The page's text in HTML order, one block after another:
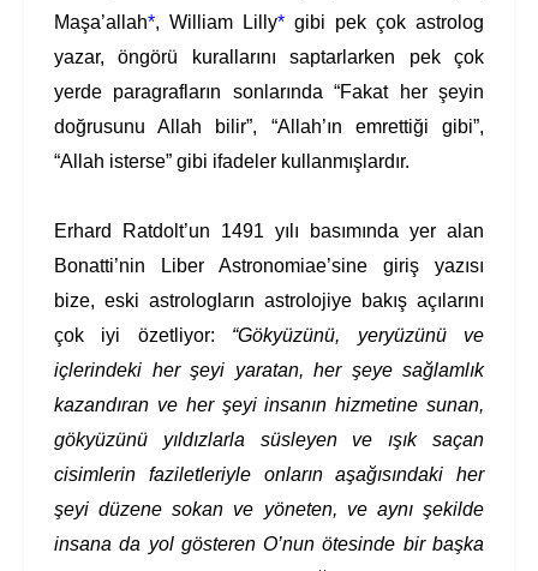
Maşa’allah*, William Lilly* gibi pek çok astrolog
yazar, öngörü kurallarını saptarlarken pek çok
yerde paragrafların sonlarında “Fakat her şeyin
doğrusunu Allah bilir”, “Allah’ın emrettiği gibi”,
“Allah isterse” gibi ifadeler kullanmışlardır.
Erhard Ratdolt’un 1491 yılı basımında yer alan
Bonatti’nin Liber Astronomiae’sine giriş yazısı
bize, eski astrologların astrolojiye bakış açılarını
çok iyi özetliyor: “Gökyüzünü, yeryüzünü ve
içlerindeki her şeyi yaratan, her şeye sağlamlık
kazandıran ve her şeyi insanın hizmetine sunan,
gökyüzünü yıldızlarla süsleyen ve ışık saçan
cisimlerin faziletleriyle onların aşağısındaki her
şeyi düzene sokan ve yöneten, ve aynı şekilde
insana da yol gösteren O’nun ötesinde bir başka